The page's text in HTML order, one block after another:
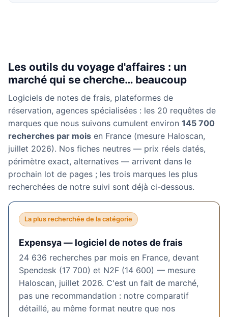
Les outils du voyage d'affaires : un
marché qui se cherche… beaucoup
Logiciels de notes de frais, plateformes de
réservation, agences spécialisées : les 20 requêtes de
marques que nous suivons cumulent environ 145 700
recherches par mois en France (mesure Haloscan,
juillet 2026). Nos fiches neutres — prix réels datés,
périmètre exact, alternatives — arrivent dans le
prochain lot de pages ; les trois marques les plus
recherchées de notre suivi sont déjà ci-dessous.
La plus recherchée de la catégorie
Expensya — logiciel de notes de frais
24 636 recherches par mois en France, devant
Spendesk (17 700) et N2F (14 600) — mesure
Haloscan, juillet 2026. C'est un fait de marché,
pas une recommandation : notre comparatif
détaillé, au même format neutre que nos